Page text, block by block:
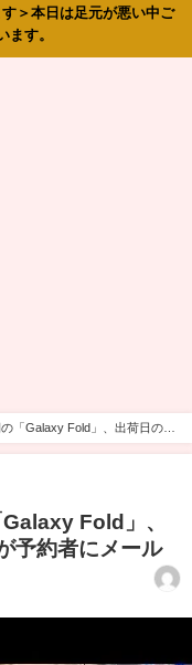
＞本日は足元が悪い中ご
ます。
「Galaxy Fold」、出荷日の目
Fold」、
予約者にメール